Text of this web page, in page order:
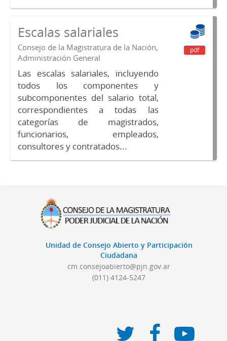
Escalas salariales
Consejo de la Magistratura de la Nación,
Administración General
Las escalas salariales, incluyendo
todos los componentes y
subcomponentes del salario total,
correspondientes a todas las
categorías de magistrados,
funcionarios, empleados,
consultores y contratados...
pdf
Unidad de Consejo Abierto y Participación
Ciudadana
cm.consejoabierto@pjn.gov.ar
(011) 4124-5247